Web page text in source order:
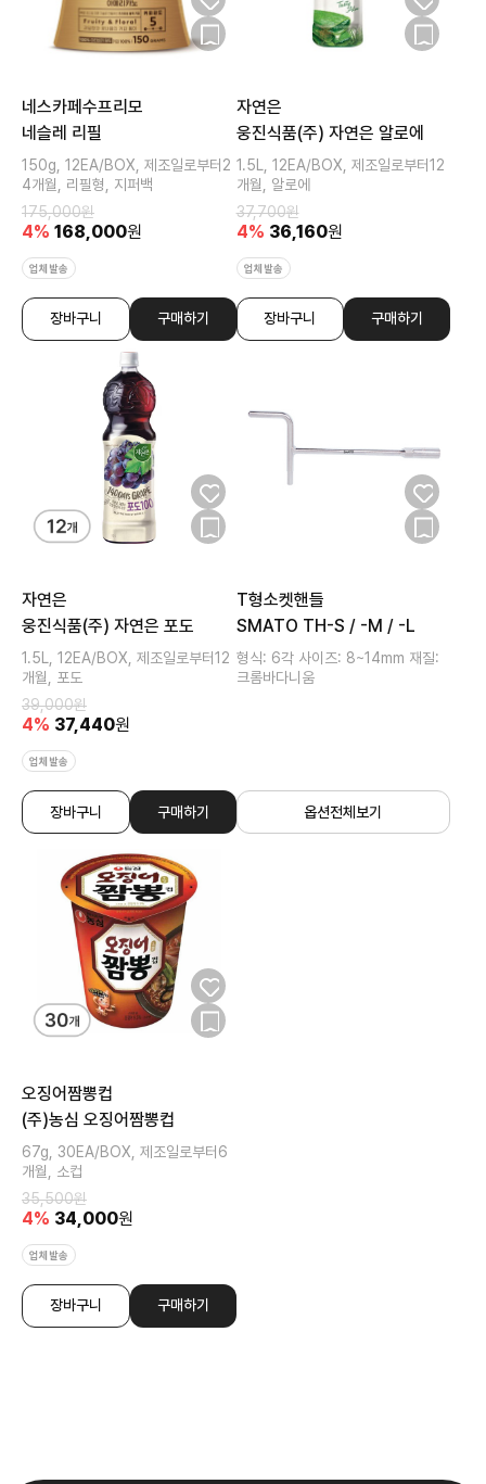
네스카페수프리모
네슬레 리필
150g, 12EA/BOX, 제조일로부터2
4개월, 리필형, 지퍼백
175,000원
4% 168,000원
업체발송
장바구니 구매하기
자연은
웅진식품(주) 자연은 알로에
1.5L, 12EA/BOX, 제조일로부터12
개월, 알로에
37,700원
4% 36,160원
업체발송
장바구니 구매하기
자연은
웅진식품(주) 자연은 포도
1.5L, 12EA/BOX, 제조일로부터12
개월, 포도
39,000원
4% 37,440원
업체발송
장바구니 구매하기
T형소켓핸들
SMATO TH-S / -M / -L
형식: 6각 사이즈: 8~14mm 재질:
크롬바다니움
옵션전체보기
오징어짬뽕컵
(주)농심 오징어짬뽕컵
67g, 30EA/BOX, 제조일로부터6
개월, 소컵
35,500원
4% 34,000원
업체발송
장바구니 구매하기